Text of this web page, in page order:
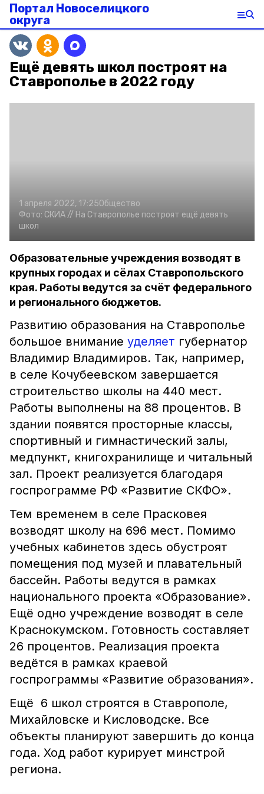
Портал Новоселицкого
округа
Ещё девять школ построят на
Ставрополье в 2022 году
1 апреля 2022, 17:25Общество
Фото: СКИА // На Ставрополье построят ещё девять
школ
Образовательные учреждения возводят в
крупных городах и сёлах Ставропольского
края. Работы ведутся за счёт федерального
и регионального бюджетов.
Развитию образования на Ставрополье
большое внимание уделяет губернатор
Владимир Владимиров. Так, например,
в селе Кочубеевском завершается
строительство школы на 440 мест.
Работы выполнены на 88 процентов. В
здании появятся просторные классы,
спортивный и гимнастический залы,
медпункт, книгохранилище и читальный
зал. Проект реализуется благодаря
госпрограмме РФ «Развитие СКФО».
Тем временем в селе Прасковея
возводят школу на 696 мест. Помимо
учебных кабинетов здесь обустроят
помещения под музей и плавательный
бассейн. Работы ведутся в рамках
национального проекта «Образование».
Ещё одно учреждение возводят в селе
Краснокумском. Готовность составляет
26 процентов. Реализация проекта
ведётся в рамках краевой
госпрограммы «Развитие образования».
Ещё 6 школ строятся в Ставрополе,
Михайловске и Кисловодске. Все
объекты планируют завершить до конца
года. Ход работ курирует минстрой
региона.